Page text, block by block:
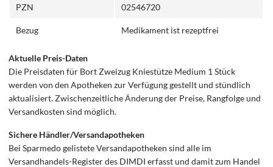
PZN 02546720
Bezug Medikament ist rezeptfrei
Aktuelle Preis-Daten
Die Preisdaten für Bort Zweizug Kniestütze Medium 1 Stück
werden von den Apotheken zur Verfügung gestellt und stündlich
aktualisiert. Zwischenzeitliche Änderung der Preise, Rangfolge und
Versandkosten sind möglich.
Sichere Händler/Versandapotheken
Bei Sparmedo gelistete Versandapotheken sind alle im
Versandhandels-Register des DIMDI erfasst und damit zum Handel